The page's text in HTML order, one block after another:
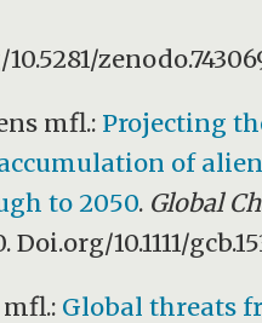
mfl.: Projecting
of alien
to 2050. Global
Doi.org/10.1111/
Global threats